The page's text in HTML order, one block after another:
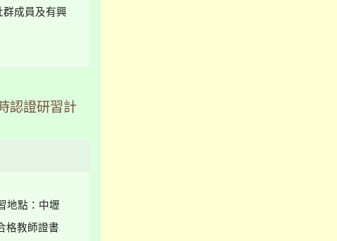
成員及有興
認證研習計
地點：中壢
格教師證書